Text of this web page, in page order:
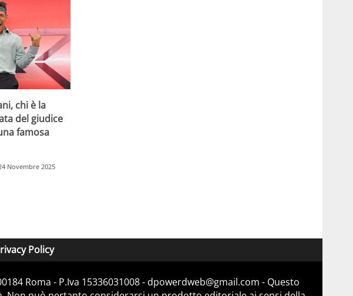
chi è la
del giudice
famosa
Novembre 2025
Policy
Roma - P.Iva 15336031008 - dpowerdweb@gmail.com - Questo